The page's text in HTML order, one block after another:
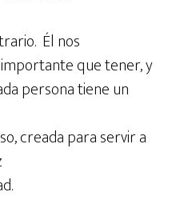
Él nos
importante que tener, y
persona tiene un
creada para servir a